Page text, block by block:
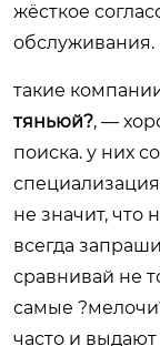
жёсткое
обслуживания.
такие
тяньюй?, —
поиска. у них
не значит, что
всегда
сравнивай не
самые
часто и